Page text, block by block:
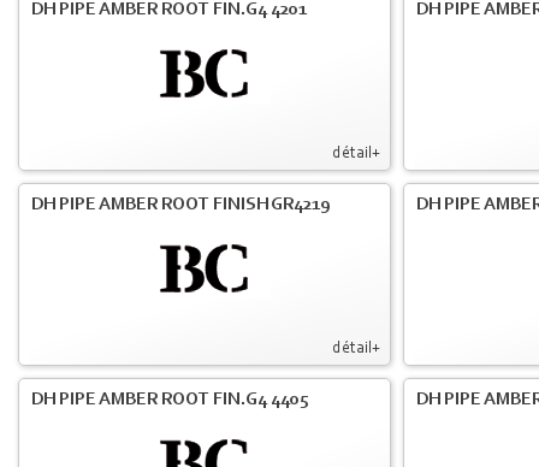
détail+
DH PIPE AMBER ROOT FIN.G4 4201 DH PIPE
détail+
DH PIPE AMBER ROOT FINISH GR4219 DH PIPE
DH PIPE AMBER ROOT FIN.G4 4405 DH PIPE